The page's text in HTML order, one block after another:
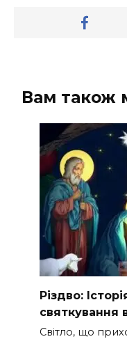
Вам також
Різдво:
святкування в
Світло, що